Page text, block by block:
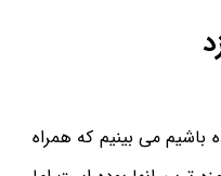
باشیم می بینیم که همراه